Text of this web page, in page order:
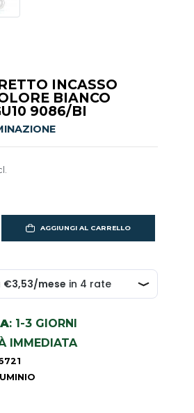
INCASSO
BIANCO
9086/BI
AGGIUNGI AL CARRELLO
: 1-3 GIORNI
IMMEDIATA